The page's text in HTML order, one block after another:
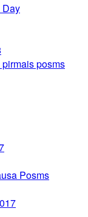
Day
posms
Posms